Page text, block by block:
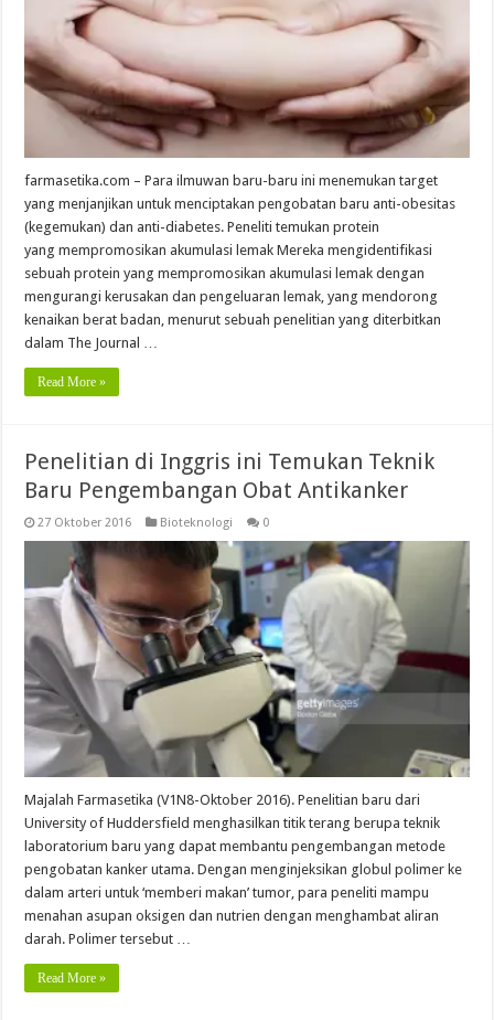
farmasetika.com – Para ilmuwan baru-baru ini menemukan target
yang menjanjikan untuk menciptakan pengobatan baru anti-obesitas
(kegemukan) dan anti-diabetes. Peneliti temukan protein
yang mempromosikan akumulasi lemak Mereka mengidentifikasi
sebuah protein yang mempromosikan akumulasi lemak dengan
mengurangi kerusakan dan pengeluaran lemak, yang mendorong
kenaikan berat badan, menurut sebuah penelitian yang diterbitkan
dalam The Journal …
Read More »
Penelitian di Inggris ini Temukan Teknik
Baru Pengembangan Obat Antikanker
27 Oktober 2016 Bioteknologi 0
Majalah Farmasetika (V1N8-Oktober 2016). Penelitian baru dari
University of Huddersfield menghasilkan titik terang berupa teknik
laboratorium baru yang dapat membantu pengembangan metode
pengobatan kanker utama. Dengan menginjeksikan globul polimer ke
dalam arteri untuk ‘memberi makan’ tumor, para peneliti mampu
menahan asupan oksigen dan nutrien dengan menghambat aliran
darah. Polimer tersebut …
Read More »